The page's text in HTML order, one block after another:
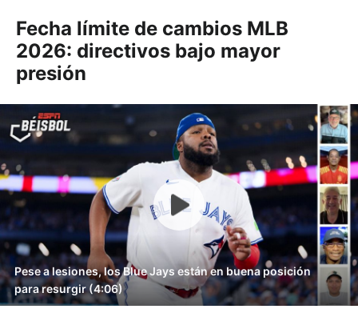
Fecha límite de cambios MLB
2026: directivos bajo mayor
presión
Pese a lesiones, los Blue Jays están en buena posición
para resurgir (4:06)